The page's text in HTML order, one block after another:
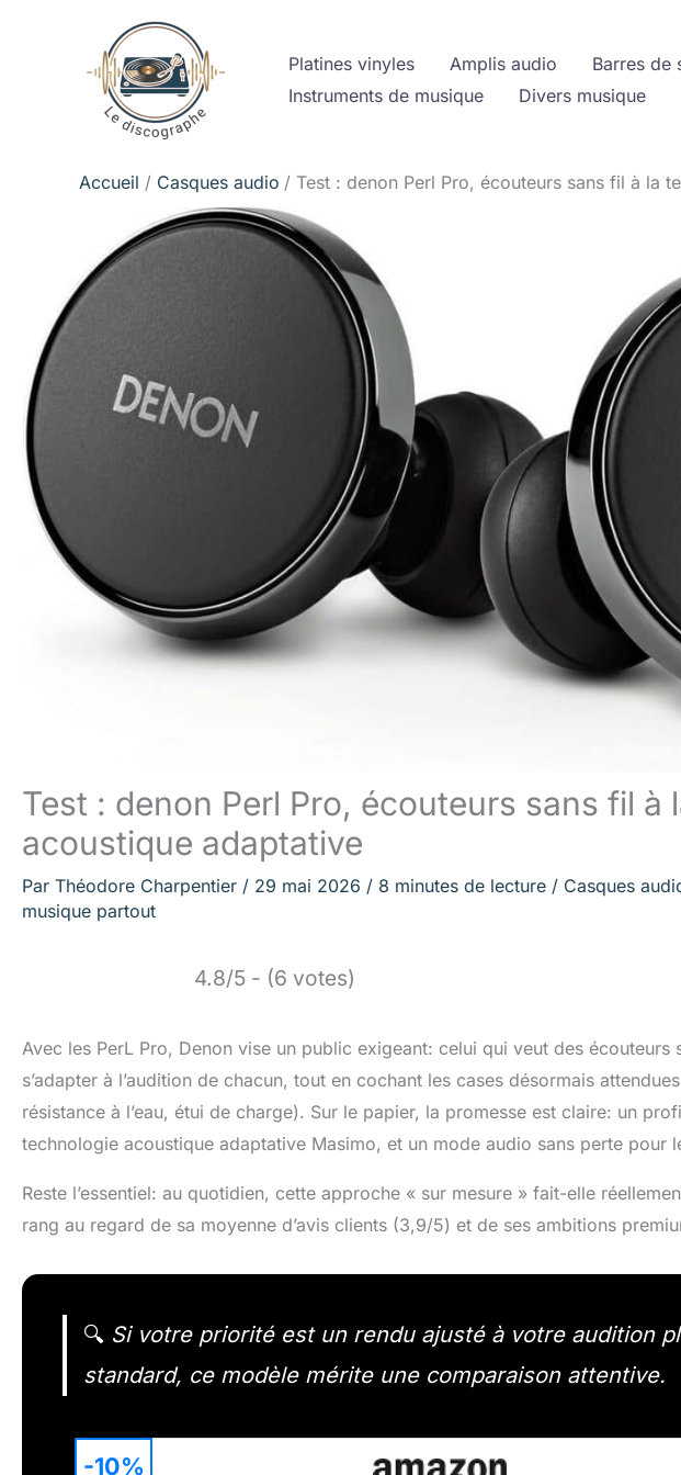
Platines vinyles Amplis audio Barres de
Instruments de musique
Divers musique
Accueil Casques audio Test : denon Perl Pro, écouteurs sans fil à la
Test : denon Perl Pro, écouteurs sans fil à
acoustique adaptative
Par Théodore Charpentier / 29 mai 2026 / 8 minutes de lecture / Casques
musique partout
4.8/5 - (6 votes)
Avec les PerL Pro, Denon vise un public exigeant: celui qui veut des
s’adapter à l’audition de chacun, tout en cochant les cases désormais
résistance à l’eau, étui de charge). Sur le papier, la promesse est claire: un
technologie acoustique adaptative Masimo, et un mode audio sans perte pour
Reste l’essentiel: au quotidien, cette approche « sur mesure » fait-elle
rang au regard de sa moyenne d’avis clients (3,9/5) et de ses ambitions
🔍 Si votre priorité est un rendu ajusté à votre audition
standard, ce modèle mérite une comparaison attentive.
-10%